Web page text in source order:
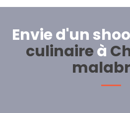
Envie d'un
culinaireà